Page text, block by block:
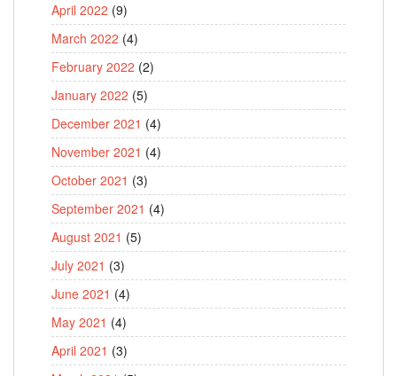
April 2022 (9)
March 2022 (4)
February 2022 (2)
January 2022 (5)
December 2021 (4)
November 2021 (4)
October 2021 (3)
September 2021 (4)
August 2021 (5)
July 2021 (3)
June 2021 (4)
May 2021 (4)
April 2021 (3)